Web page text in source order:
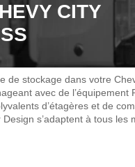
CITY
de stockage dans votre
avec de l’équipement
d’étagères et de
s’adaptent à tous les